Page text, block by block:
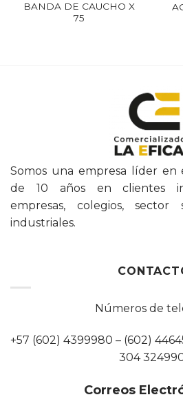
BANDA DE CAUCHO X
75
Somos una empresa líder en
de 10 años en clientes
empresas, colegios,
industriales.
Números de
+57 (602) 4399980 – (602)
304
Correos